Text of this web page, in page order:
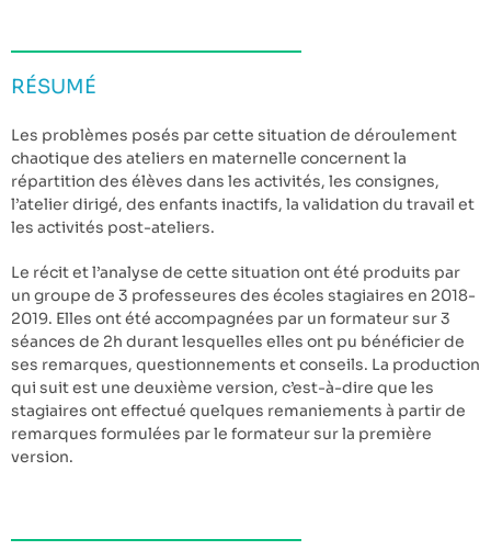
RÉSUMÉ
Les problèmes posés par cette situation de déroulement
chaotique des ateliers en maternelle concernent la
répartition des élèves dans les activités, les consignes,
l’atelier dirigé, des enfants inactifs, la validation du travail et
les activités post-ateliers.
Le récit et l’analyse de cette situation ont été produits par
un groupe de 3 professeures des écoles stagiaires en 2018-
2019. Elles ont été accompagnées par un formateur sur 3
séances de 2h durant lesquelles elles ont pu bénéficier de
ses remarques, questionnements et conseils. La production
qui suit est une deuxième version, c’est-à-dire que les
stagiaires ont effectué quelques remaniements à partir de
remarques formulées par le formateur sur la première
version.